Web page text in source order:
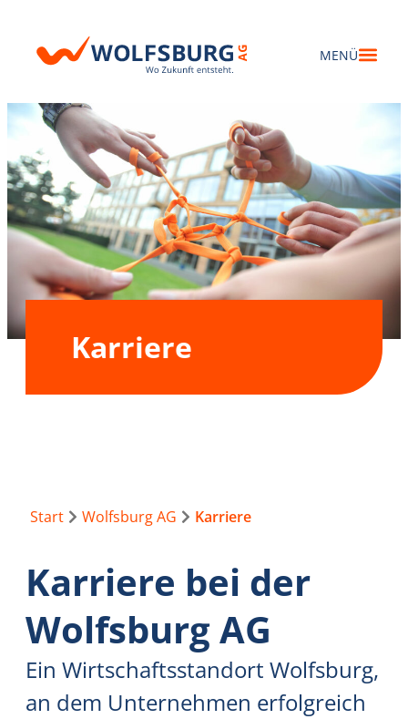
Karriere
Start Wolfsburg AG Karriere
Karriere bei der
Wolfsburg AG
Ein Wirtschaftsstandort Wolfsburg,
an dem Unternehmen erfolgreich